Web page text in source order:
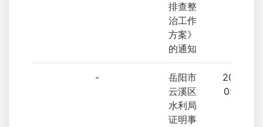
排查整
治工作
方案》
的通知
-
岳阳市
云溪区
水利局
证明事
2023-
05-10